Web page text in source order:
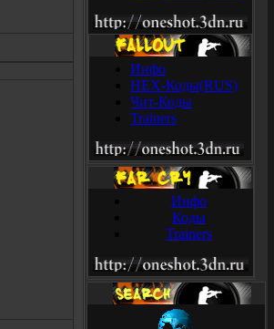
Инфо
HEX-Коды(RUS)
Чит-Коды
Trainers
Инфо
Коды
Trainers